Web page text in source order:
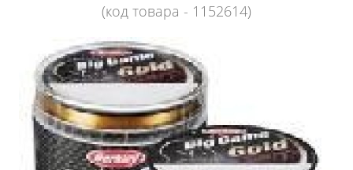
(код товара - 1152614)